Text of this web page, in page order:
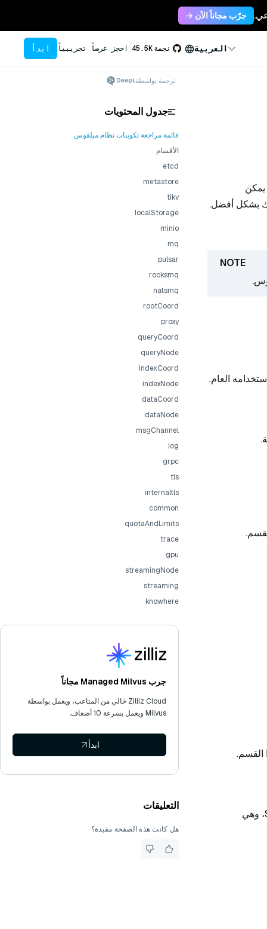
جرّب مجاناً الآن →
العربية نجمة45.5K احجز عرضاً تجريبياً ابدأ
يمكن
بشكل أفضل.
التكوينات ذات الصلة بـ MinIO/S3/GCS أو أي خدمة أخرى تدعم واجهة برمجة تطبيقات S3، وهي
ترجمة بواسطة
جدول المحتويات
قائمة مراجعة تكوينات نظام ميلفوس
الأقسام
etcd
metastore
tikv
localStorage
minio
mq
pulsar
rocksmq
natsmq
rootCoord
proxy
queryCoord
queryNode
indexCoord
indexNode
dataCoord
dataNode
msgChannel
log
grpc
tls
internaltls
common
quotaAndLimits
trace
gpu
streamingNode
streaming
knowhere
جرب Managed Milvus مجاناً
Zilliz Cloud خالي من المتاعب، ويعمل بواسطة
Milvus ويعمل بسرعة 10 أضعاف.
ابدأ
التعليقات
هل كانت هذه الصفحة مفيدة؟